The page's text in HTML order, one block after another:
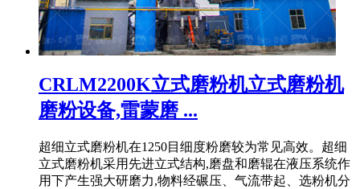
CRLM2200K立式磨粉机立式磨粉机
磨粉设备,雷蒙磨 ...
超细立式磨粉机在1250目细度粉磨较为常见高效。超细
立式磨粉机采用先进立式结构,磨盘和磨辊在液压系统作
用下产生强大研磨力,物料经碾压、气流带起、选粉机分